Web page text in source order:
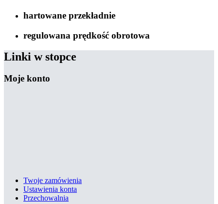
hartowane przekładnie
regulowana prędkość obrotowa
Linki w stopce
Moje konto
Twoje zamówienia
Ustawienia konta
Przechowalnia